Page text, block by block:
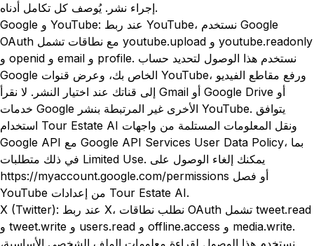
إجراء نشر. يُوصف كل تكامل أدناه.
Google و YouTube: عند ربط YouTube، نستخدم Google
OAuth مع نطاقات تشمل youtube.upload و youtube.readonly
و openid و email و profile. نستخدم هذا الوصول لتحديد حساب
Google الخاص بك، وعرض قنوات YouTube، ورفع مقاطع الفيديو
إلى قناتك عند اختيار النشر. لا نقرأ Gmail أو Google Drive أو
خدمات Google الأخرى غير المرتبطة بنشر YouTube. يتوافق
استخدام Tour Estate AI ونقل المعلومات المستلمة من واجهات
Google API مع Google API Services User Data Policy، بما
في ذلك متطلبات Limited Use. يمكنك إلغاء الوصول على
https://myaccount.google.com/permissions أو فصل
YouTube من إعدادات Tour Estate AI.
X (Twitter): عند ربط X، نطلب نطاقات OAuth تشمل tweet.read
و tweet.write و users.read و offline.access و media.write.
نستخدم هذا الوصول لقراءة معلومات الملف الشخصي الأساسية،